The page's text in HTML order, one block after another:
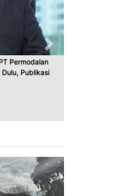
Permodalan
Publikasi
Next